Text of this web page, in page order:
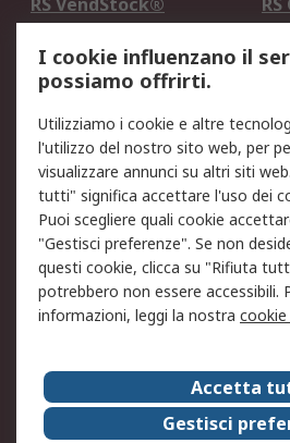
RS VendStock®
Legale
Informativa Cookie
Email Security
Condizioni di vendita
Etica e responsabilità
Chi Siamo
Chi Siamo
Supporto
Carriere
RS
I cookie influenzano il
possiamo offrirti.
Utilizziamo i cookie e altre
l'utilizzo del nostro sito web, per
visualizzare annunci su altri siti
tutti" significa accettare l'uso dei
Puoi scegliere quali cookie
"Gestisci preferenze". Se non
questi cookie, clicca su "Rifiuta
potrebbero non essere accessibili.
informazioni, leggi la nostra cookie
Accetta
Gestisci